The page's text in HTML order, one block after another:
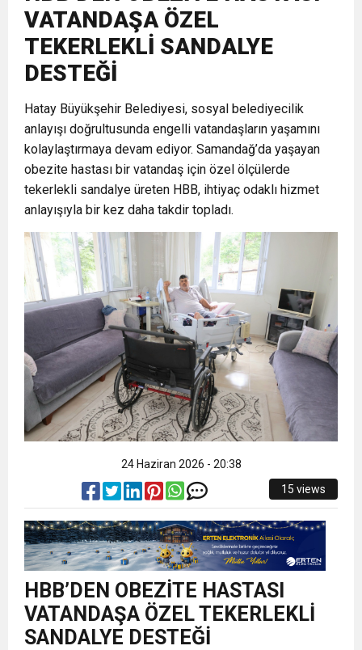
ve Onur Nişanesidir
CUMHURİYET BAYRAMI MESAJI
17:36 KURUMLAR VERGİSİ ERTELENDİ
1:00 İTSO İŞ-KUR SGK TOPLANTI
DUYURUSU
21:40 CEYLANDERE’DE BAŞKAN EMRAH
KARAÇAY’A SEVGİ SELİ
18:22 BAŞKAN SAMİ ÜSTÜN’DEN
GÖNÜLLERE DOKUNAN ZİYARET
VATANDAŞA ÖZEL
TEKERLEKLİ SANDALYE
DESTEĞİ
Hatay Büyükşehir Belediyesi, sosyal belediyecilik
anlayışı doğrultusunda engelli vatandaşların yaşamını
kolaylaştırmaya devam ediyor. Samandağ’da yaşayan
obezite hastası bir vatandaş için özel ölçülerde
tekerlekli sandalye üreten HBB, ihtiyaç odaklı hizmet
anlayışıyla bir kez daha takdir topladı.
24 Haziran 2026 - 20:38
15 views
HBB’DEN OBEZİTE HASTASI
VATANDAŞA ÖZEL TEKERLEKLİ
SANDALYE DESTEĞİ